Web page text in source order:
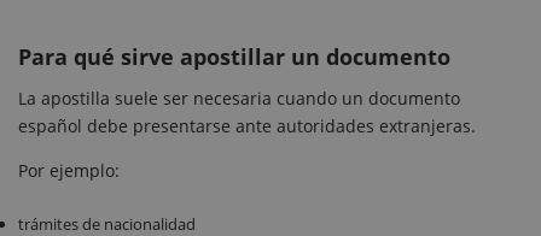
Para qué sirve apostillar un documento
La apostilla suele ser necesaria cuando un documento
español debe presentarse ante autoridades extranjeras.
Por ejemplo:
trámites de nacionalidad